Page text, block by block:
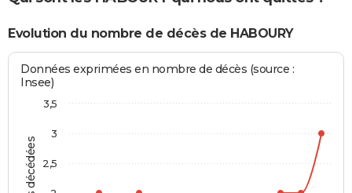
Evolution du nombre de décès de HABOURY
Données exprimées en nombre de décès (source :
Insee)
2,5
3
3,5